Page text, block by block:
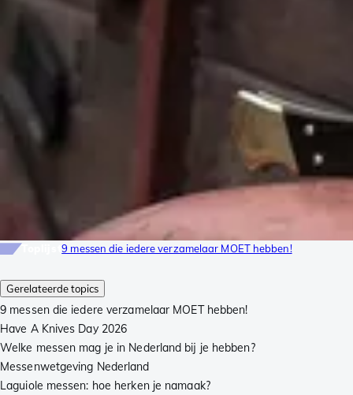
Gerelateerde topics
9 messen die iedere verzamelaar MOET hebben!
Have A Knives Day 2026
Welke messen mag je in Nederland bij je hebben?
Messenwetgeving Nederland
Laguiole messen: hoe herken je namaak?
Toplijst9 messen die iedere verzamelaar MOET hebben!